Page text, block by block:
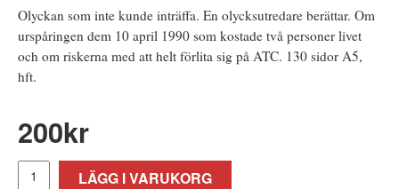
Olyckan som inte kunde inträffa. En olycksutredare berättar. Om
urspåringen dem 10 april 1990 som kostade två personer livet
och om riskerna med att helt förlita sig på ATC. 130 sidor A5,
hft.
200kr
LÄGG I VARUKORG